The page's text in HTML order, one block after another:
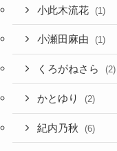
小此木流花 (1)
小瀬田麻由 (1)
くろがねさら (2)
かとゆり (2)
紀内乃秋 (6)